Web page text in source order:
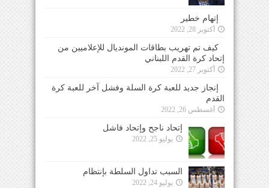
إتهام خطير
أكتوبر 28, 2022
كيف تم تهريب بطاقات المونديال للإعلاميين من
إتحاد كرة القدم اللبناني
أكتوبر 27, 2022
إنجاز جديد للعبة كرة السلة وفشل آخر للعبة كرة
القدم
أغسطس 26, 2022
إتحاد ناجح وإتحاد فاشل
يوليو 25, 2022
السبب تداول السلطة بإنتظام
يوليو 24, 2022